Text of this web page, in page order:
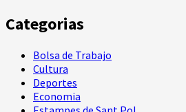
Categorias
Bolsa de Trabajo
Cultura
Deportes
Economia